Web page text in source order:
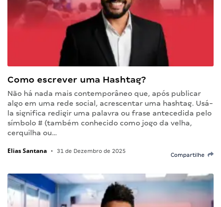
Como escrever uma Hashtag?
Não há nada mais contemporâneo que, após publicar
algo em uma rede social, acrescentar uma hashtag. Usá-
la significa redigir uma palavra ou frase antecedida pelo
símbolo # (também conhecido como jogo da velha,
cerquilha ou…
Elias Santana • 31 de Dezembro de 2025
Compartilhe